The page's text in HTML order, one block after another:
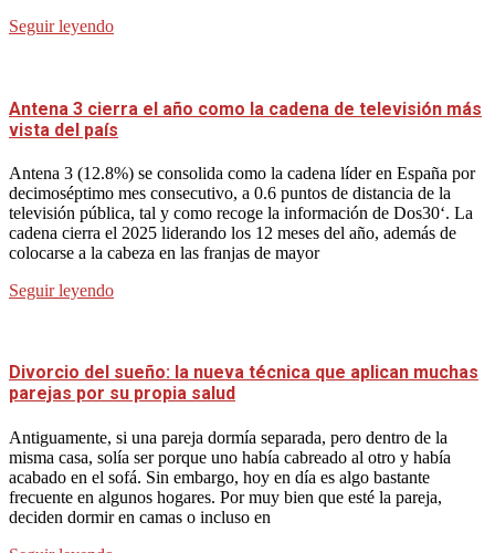
Seguir leyendo
Antena 3 cierra el año como la cadena de televisión más
vista del país
Antena 3 (12.8%) se consolida como la cadena líder en España por
decimoséptimo mes consecutivo, a 0.6 puntos de distancia de la
televisión pública, tal y como recoge la información de Dos30‘. La
cadena cierra el 2025 liderando los 12 meses del año, además de
colocarse a la cabeza en las franjas de mayor
Seguir leyendo
Divorcio del sueño: la nueva técnica que aplican muchas
parejas por su propia salud
Antiguamente, si una pareja dormía separada, pero dentro de la
misma casa, solía ser porque uno había cabreado al otro y había
acabado en el sofá. Sin embargo, hoy en día es algo bastante
frecuente en algunos hogares. Por muy bien que esté la pareja,
deciden dormir en camas o incluso en